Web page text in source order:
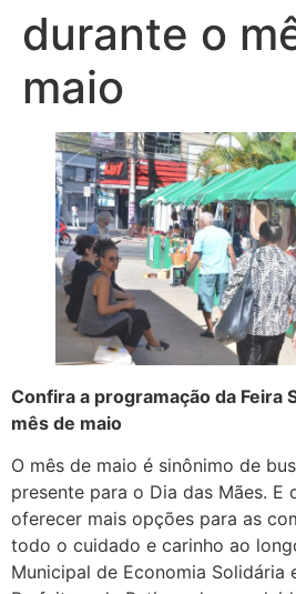
durante o
maio
Confira a programação da Feira
mês de maio
O mês de maio é sinônimo de
presente para o Dia das Mães.
oferecer mais opções para as
todo o cuidado e carinho ao
Municipal de Economia Solidária